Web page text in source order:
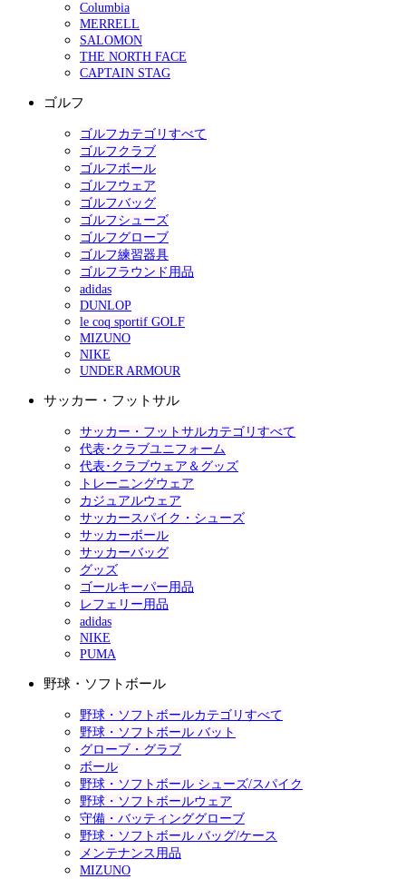
Columbia
MERRELL
SALOMON
THE NORTH FACE
CAPTAIN STAG
ゴルフ
ゴルフカテゴリすべて
ゴルフクラブ
ゴルフボール
ゴルフウェア
ゴルフバッグ
ゴルフシューズ
ゴルフグローブ
ゴルフ練習器具
ゴルフラウンド用品
adidas
DUNLOP
le coq sportif GOLF
MIZUNO
NIKE
UNDER ARMOUR
サッカー・フットサル
サッカー・フットサルカテゴリすべて
代表･クラブユニフォーム
代表･クラブウェア＆グッズ
トレーニングウェア
カジュアルウェア
サッカースパイク・シューズ
サッカーボール
サッカーバッグ
グッズ
ゴールキーパー用品
レフェリー用品
adidas
NIKE
PUMA
野球・ソフトボール
野球・ソフトボールカテゴリすべて
野球・ソフトボール バット
グローブ・グラブ
ボール
野球・ソフトボール シューズ/スパイク
野球・ソフトボールウェア
守備・バッティンググローブ
野球・ソフトボール バッグ/ケース
メンテナンス用品
MIZUNO